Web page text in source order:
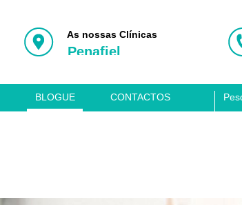
As nossas Clínicas
Vila Nova de Gaia
Penafiel
Coimbra
Lisboa
BLOGUE CONTACTOS